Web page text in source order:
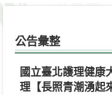
公告彙整
國立臺北護理健康
理【長照青潮湧起